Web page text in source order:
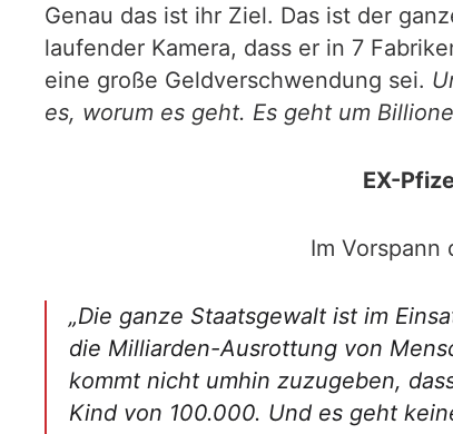
Genau das ist ihr Ziel. Das ist der
laufender Kamera, dass er in 7
eine große Geldverschwendung sei.
es, worum es geht. Es geht um
EX-
Im Vorspann
„Die ganze Staatsgewalt ist im
die Milliarden-Ausrottung von
kommt nicht umhin zuzugeben,
Kind von 100.000. Und es geht